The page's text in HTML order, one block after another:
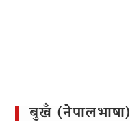
बुखँ (नेपालभाषा)